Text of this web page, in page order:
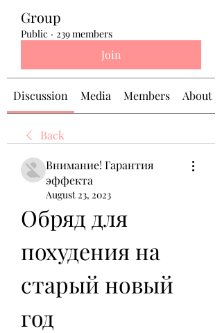
Group
Public · 239 members
Join
Discussion Media Members About
Back
Внимание! Гарантия
эффекта
August 23, 2023
Обряд для
похудения на
старый новый
год